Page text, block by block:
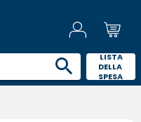
LISTA
DELLA
SPESA